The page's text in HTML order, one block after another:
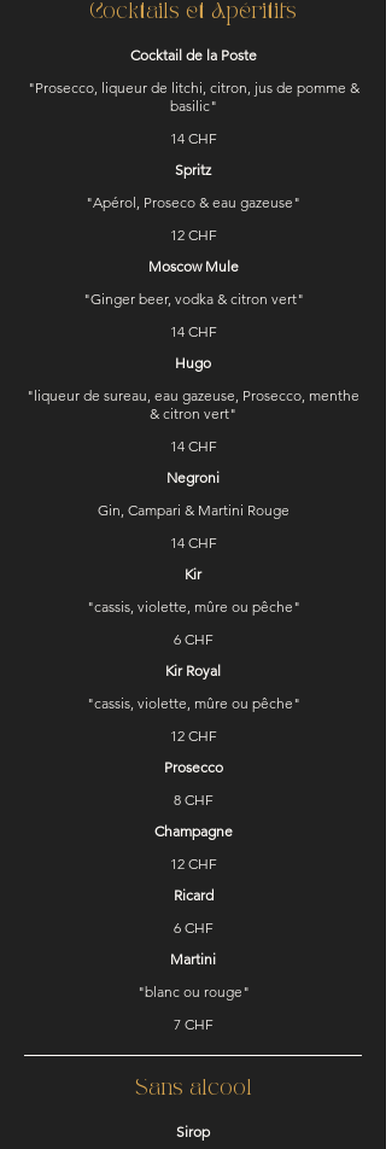
Cocktails et Apéritifs
Cocktail de la Poste
"Prosecco, liqueur de litchi, citron, jus de pomme &
basilic"
14 CHF
Spritz
"Apérol, Proseco & eau gazeuse"
12 CHF
Moscow Mule
"Ginger beer, vodka & citron vert"
14 CHF
Hugo
"liqueur de sureau, eau gazeuse, Prosecco, menthe
& citron vert"
14 CHF
Negroni
Gin, Campari & Martini Rouge
14 CHF
Kir
"cassis, violette, mûre ou pêche"
6 CHF
Kir Royal
"cassis, violette, mûre ou pêche"
12 CHF
Prosecco
8 CHF
Champagne
12 CHF
Ricard
6 CHF
Martini
"blanc ou rouge"
7 CHF
Sans alcool
Sirop